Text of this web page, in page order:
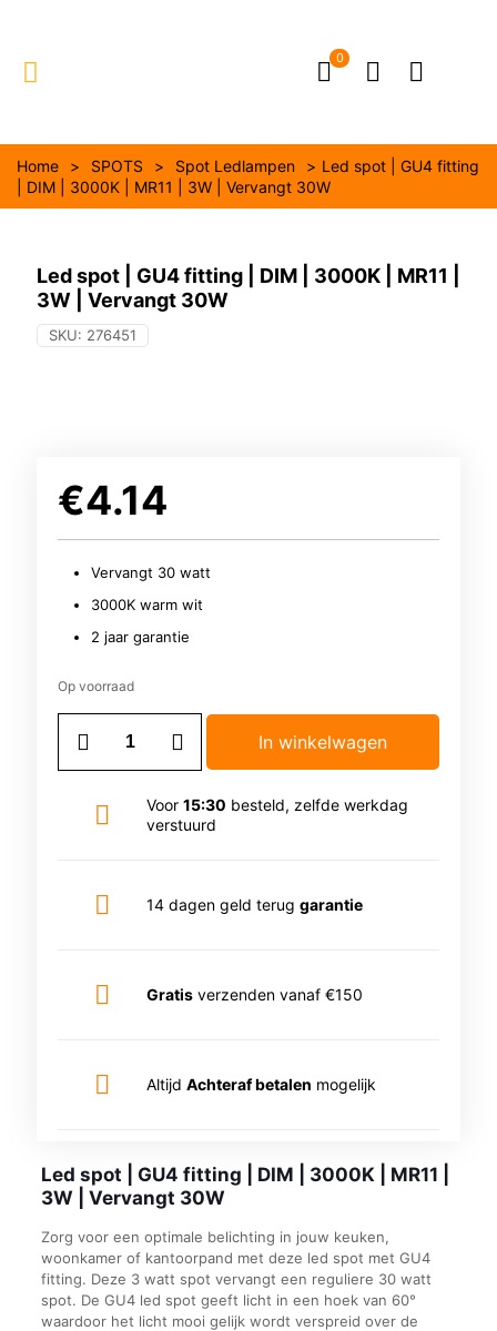
0
Home > SPOTS > Spot Ledlampen > Led spot | GU4 fitting
| DIM | 3000K | MR11 | 3W | Vervangt 30W
Led spot | GU4 fitting | DIM | 3000K | MR11 |
3W | Vervangt 30W
SKU: 276451
€4.14
Vervangt 30 watt
3000K warm wit
2 jaar garantie
Op voorraad
fitting
In winkelwagen
Voor15:30 besteld, zelfde werkdag
verstuurd
14 dagen geld teruggarantie
Gratis verzenden vanaf €150
AltijdAchteraf betalen mogelijk
Led spot | GU4 fitting | DIM | 3000K | MR11 |
3W | Vervangt 30W
Zorg voor een optimale belichting in jouw keuken,
woonkamer of kantoorpand met deze led spot met GU4
fitting. Deze 3 watt spot vervangt een reguliere 30 watt
spot. De GU4 led spot geeft licht in een hoek van 60°
waardoor het licht mooi gelijk wordt verspreid over de